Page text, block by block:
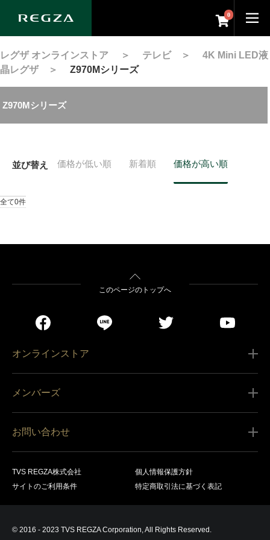
0
レグザ オンラインストア ＞ テレビ＞ 4K Mini LED液
晶レグザ＞ Z970Mシリーズ
Z970Mシリーズ
並び替え 価格が低い順 新着順 価格が高い順
全て0件
このページのトップへ
オンラインストア
営業日カレンダー
メンバーズ
会員規約
商品登録
お問い合わせ
TVS REGZA株式会社
個人情報保護方針
サイトのご利用条件
特定商取引法に基づく表記
© 2016 - 2023 TVS REGZA Corporation, All Rights Reserved.